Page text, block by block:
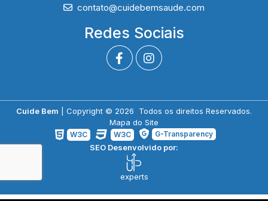
contato@cuidebemsaude.com
Redes Sociais
Cuide Bem | Copyright © 2026 Todos os direitos Reservados.
Mapa do Site
W3C W3C G-Transparency
SEO Desenvolvido por:
experts